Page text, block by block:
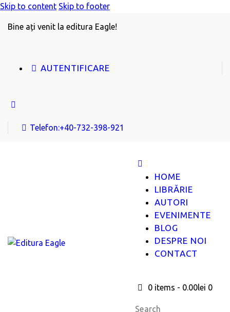
Skip to content Skip to footer
Bine ați venit la editura Eagle!
AUTENTIFICARE
Telefon:+40-732-398-921
HOME
LIBRĂRIE
AUTORI
EVENIMENTE
BLOG
DESPRE NOI
CONTACT
0 items - 0.00lei 0